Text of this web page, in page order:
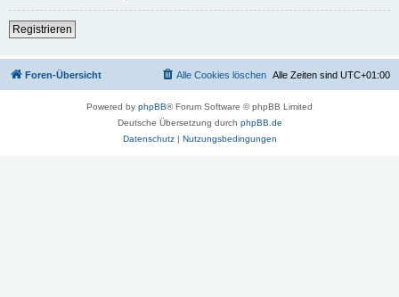
Registrieren
Foren-Übersicht Alle Zeiten sind UTC+01:00
Alle Cookies löschen
Powered by phpBB® Forum Software © phpBB Limited
Deutsche Übersetzung durch phpBB.de
Datenschutz| Nutzungsbedingungen